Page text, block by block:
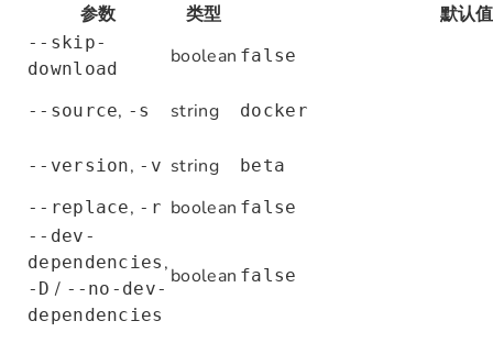
参数 类型 默认值
--skip-
download
boolean false
--source, -s string docker
--version, -v string
beta
--replace, -r boolean false
--dev-
dependencies ,
-D / --no-dev-
dependencies
boolean false